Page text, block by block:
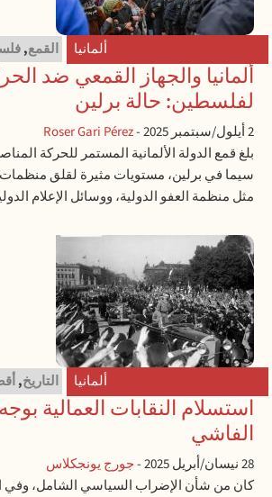
ألمانيا القمع,
ألمانيا والجهاز القمعي ضد
لفلسطين: حالة برلين
2 أيلول/سبتمبر 2025 -
Roser Gari Pérez
بلغ قمع الدولة الألمانية المستمر للحركة
سيما في برلين، مستويات مثيرة لقلق
مثل منظمة العفو الدولية، ووسائل الإعلام
ألمانيا التاريخ,
استسلام النقابات العمالية
الفاشي
28 نيسان/أبريل 2025 -جورج يونجكلاس
كان من شأن الإضراب السياسي الشامل، وفي